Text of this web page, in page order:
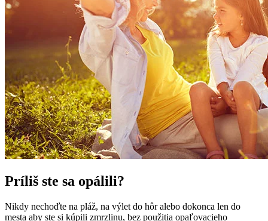
Príliš ste sa opálili?
Nikdy nechoďte na pláž, na výlet do hôr alebo dokonca len do
mesta aby ste si kúpili zmrzlinu, bez použitia opaľovacieho